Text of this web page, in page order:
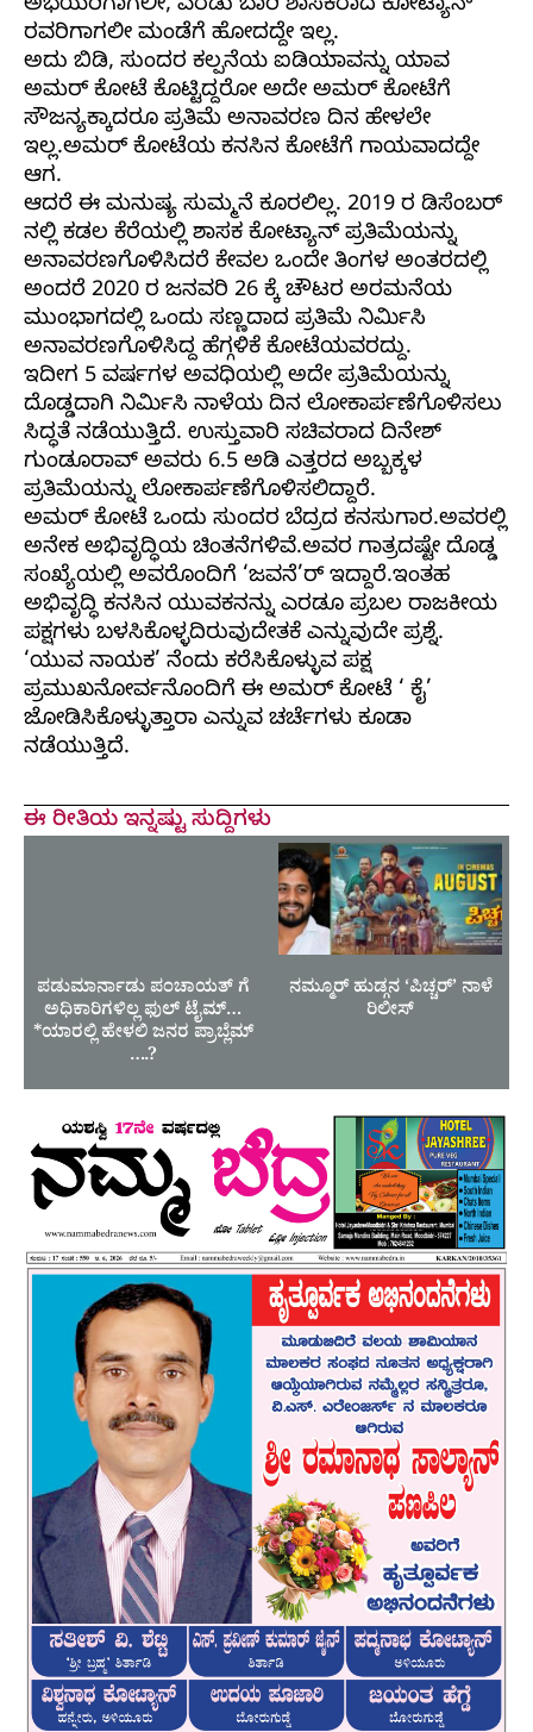
ಅಭಯರಿಗಾಗಲೀ, ಎರಡು ಬಾರಿ ಶಾಸಕರಾದ ಕೋಟ್ಯಾನ್
ರವರಿಗಾಗಲೀ ಮಂಡೆಗೆ ಹೋದದ್ದೇ ಇಲ್ಲ.
ಅದು ಬಿಡಿ, ಸುಂದರ ಕಲ್ಪನೆಯ ಐಡಿಯಾವನ್ನು ಯಾವ
ಅಮರ್ ಕೋಟೆ ಕೊಟ್ಟಿದ್ದರೋ ಅದೇ ಅಮರ್ ಕೋಟೆಗೆ
ಸೌಜನ್ಯಕ್ಕಾದರೂ ಪ್ರತಿಮೆ ಅನಾವರಣ ದಿನ ಹೇಳಲೇ
ಇಲ್ಲ.ಅಮರ್ ಕೋಟೆಯ ಕನಸಿನ ಕೋಟೆಗೆ ಗಾಯವಾದದ್ದೇ
ಆಗ.
ಆದರೆ ಈ ಮನುಷ್ಯ ಸುಮ್ಮನೆ ಕೂರಲಿಲ್ಲ. 2019 ರ ಡಿಸೆಂಬರ್
ನಲ್ಲಿ ಕಡಲ ಕೆರೆಯಲ್ಲಿ ಶಾಸಕ ಕೋಟ್ಯಾನ್ ಪ್ರತಿಮೆಯನ್ನು
ಅನಾವರಣಗೊಳಿಸಿದರೆ ಕೇವಲ ಒಂದೇ ತಿಂಗಳ ಅಂತರದಲ್ಲಿ
ಅಂದರೆ 2020 ರ ಜನವರಿ 26 ಕ್ಕೆ ಚೌಟರ ಅರಮನೆಯ
ಮುಂಭಾಗದಲ್ಲಿ ಒಂದು ಸಣ್ಣದಾದ ಪ್ರತಿಮೆ ನಿರ್ಮಿಸಿ
ಅನಾವರಣಗೊಳಿಸಿದ್ದ ಹೆಗ್ಗಳಿಕೆ ಕೋಟೆಯವರದ್ದು.
ಇದೀಗ 5 ವರ್ಷಗಳ ಅವಧಿಯಲ್ಲಿ ಅದೇ ಪ್ರತಿಮೆಯನ್ನು
ದೊಡ್ಡದಾಗಿ ನಿರ್ಮಿಸಿ ನಾಳೆಯ ದಿನ ಲೋಕಾರ್ಪಣೆಗೊಳಿಸಲು
ಸಿದ್ಧತೆ ನಡೆಯುತ್ತಿದೆ. ಉಸ್ತುವಾರಿ ಸಚಿವರಾದ ದಿನೇಶ್
ಗುಂಡೂರಾವ್ ಅವರು 6.5 ಅಡಿ ಎತ್ತರದ ಅಬ್ಬಕ್ಕಳ
ಪ್ರತಿಮೆಯನ್ನು ಲೋಕಾರ್ಪಣೆಗೊಳಿಸಲಿದ್ದಾರೆ.
ಅಮರ್ ಕೋಟೆ ಒಂದು ಸುಂದರ ಬೆದ್ರದ ಕನಸುಗಾರ.ಅವರಲ್ಲಿ
ಅನೇಕ ಅಭಿವೃದ್ಧಿಯ ಚಿಂತನೆಗಳಿವೆ.ಅವರ ಗಾತ್ರದಷ್ಟೇ ದೊಡ್ಡ
ಸಂಖ್ಯೆಯಲ್ಲಿ ಅವರೊಂದಿಗೆ ‘ಜವನೆ’ರ್ ಇದ್ದಾರೆ.ಇಂತಹ
ಅಭಿವೃದ್ಧಿ ಕನಸಿನ ಯುವಕನನ್ನು ಎರಡೂ ಪ್ರಬಲ ರಾಜಕೀಯ
ಪಕ್ಷಗಳು ಬಳಸಿಕೊಳ್ಳದಿರುವುದೇತಕೆ ಎನ್ನುವುದೇ ಪ್ರಶ್ನೆ.
‘ಯುವ ನಾಯಕ’ ನೆಂದು ಕರೆಸಿಕೊಳ್ಳುವ ಪಕ್ಷ
ಪ್ರಮುಖನೋರ್ವನೊಂದಿಗೆ ಈ ಅಮರ್ ಕೋಟೆ ‘ ಕೈ’
ಜೋಡಿಸಿಕೊಳ್ಳುತ್ತಾರಾ ಎನ್ನುವ ಚರ್ಚೆಗಳು ಕೂಡಾ
ನಡೆಯುತ್ತಿದೆ.
ಈ ರೀತಿಯ ಇನ್ನಷ್ಟು ಸುದ್ದಿಗಳು
ಪಡುಮಾರ್ನಾಡು ಪಂಚಾಯತ್ ಗೆ
ಅಧಿಕಾರಿಗಳಿಲ್ಲ ಫುಲ್ ಟೈಮ್…
*ಯಾರಲ್ಲಿ ಹೇಳಲಿ ಜನರ ಪ್ರಾಬ್ಲೆಮ್
….?
ನಮ್ಮೂರ್ ಹುಡ್ಗನ ‘ಪಿಚ್ಚರ್’ ನಾಳೆ
ರಿಲೀಸ್